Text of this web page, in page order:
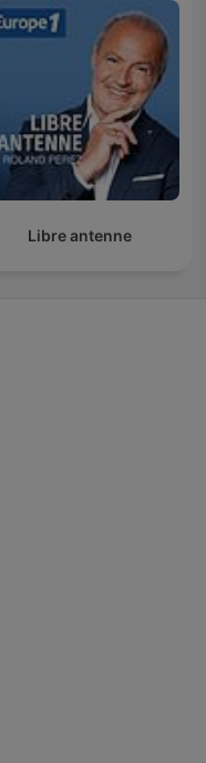
Libre antenne